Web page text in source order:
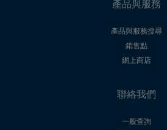
產品與服務
產品與服務搜尋
銷售點
網上商店
聯絡我們
一般查詢